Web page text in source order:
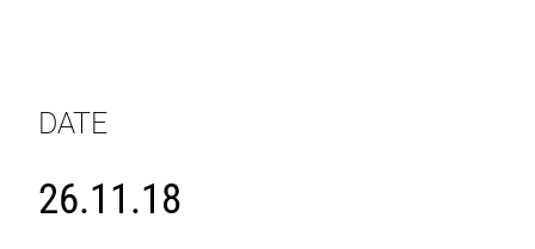
DATE
26.11.18